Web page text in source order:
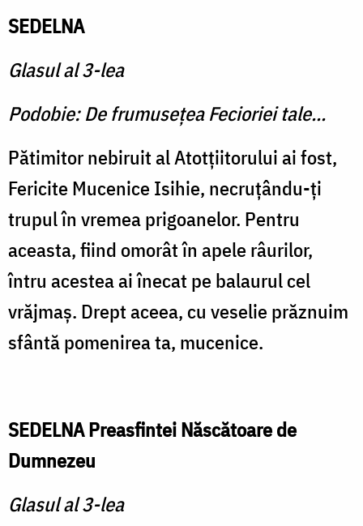
SEDELNA
Glasul al 3-lea
Podobie: De frumuseţea Fecioriei tale...
Pătimitor nebiruit al Atotţiitorului ai fost,
Fericite Mucenice Isihie, necruţându-ţi
trupul în vremea prigoanelor. Pentru
aceasta, fiind omorât în apele râurilor,
întru acestea ai înecat pe balau­rul cel
vrăjmaş. Drept aceea, cu veselie prăznuim
sfântă pomenirea ta, mucenice.
SEDELNA Preasfintei Născătoare de
Dumnezeu
Glasul al 3-lea